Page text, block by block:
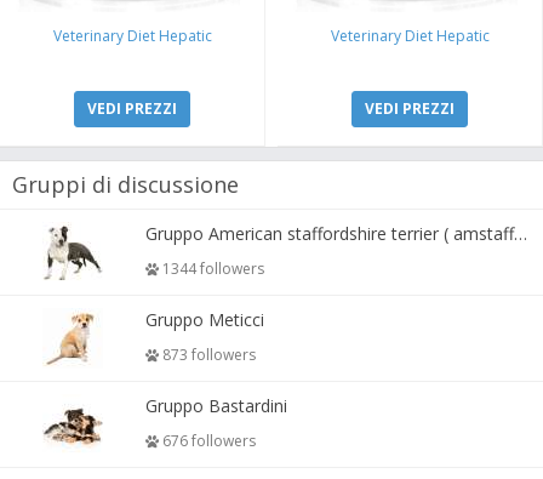
Veterinary Diet Hepatic
VEDI PREZZI
Veterinary Diet Hepatic
VEDI PREZZI
Gruppi di discussione
Gruppo American staffordshire terrier ( amstaff, amastaff )
1344 followers
Gruppo Meticci
873 followers
Gruppo Bastardini
676 followers